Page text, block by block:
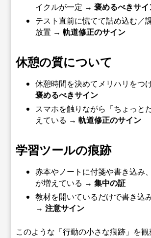
イクルが一定 →褒めるべきサイ
テスト直前に慌てて詰め込む／
放置 →軌道修正のサイン
休憩の質について
休憩時間を決めてメリハリをつ
褒めるべきサイン
スマホを触りながら「ちょっと
えている →軌道修正のサイン
学習ツールの痕跡
赤本やノートに付箋や書き込み
が増えている →集中の証
教材を開いているだけで書き込
→注意サイン
このような「行動の小さな痕跡」を観